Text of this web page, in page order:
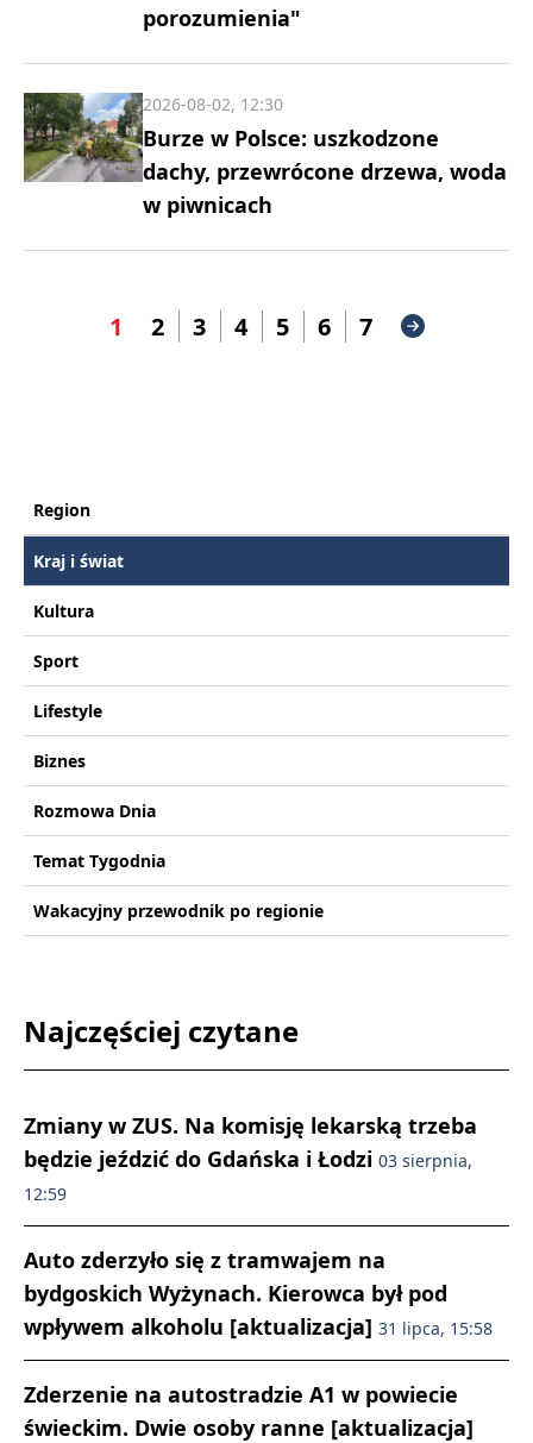
porozumienia"
Burze w Polsce: uszkodzone
dachy, przewrócone drzewa, woda
w piwnicach
2026-08-02, 12:30
1 2 3 4 5 6 7
Region
Kraj i świat
Kultura
Sport
Lifestyle
Biznes
Rozmowa Dnia
Temat Tygodnia
Wakacyjny przewodnik po regionie
Najczęściej czytane
Zmiany w ZUS. Na komisję lekarską trzeba
będzie jeździć do Gdańska i Łodzi 03 sierpnia,
12:59
Auto zderzyło się z tramwajem na
bydgoskich Wyżynach. Kierowca był pod
wpływem alkoholu [aktualizacja] 31 lipca, 15:58
Zderzenie na autostradzie A1 w powiecie
świeckim. Dwie osoby ranne [aktualizacja]